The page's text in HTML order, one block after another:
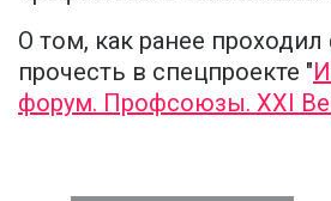
О том, как ранее
прочесть в спецпроекте "
форум. Профсоюзы. XXI